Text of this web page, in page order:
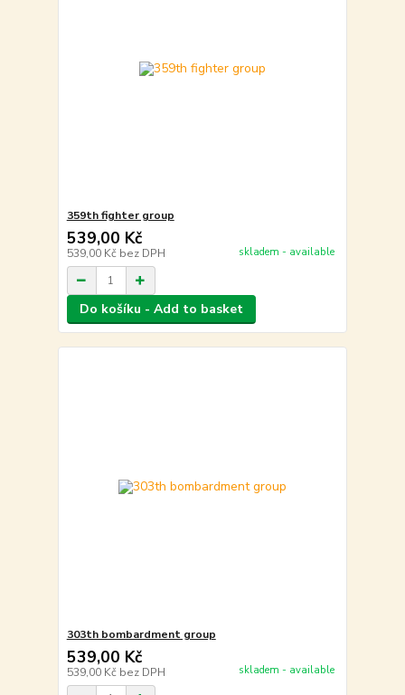
359th fighter group
539,00 Kč
539,00 Kč bez DPH skladem - available
Do košíku - Add to basket
303th bombardment group
539,00 Kč
539,00 Kč bez DPH skladem - available